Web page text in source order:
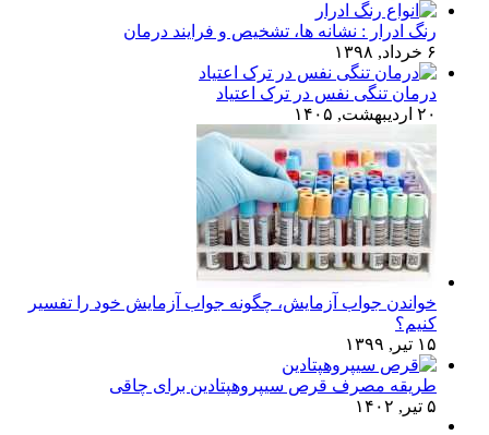
رنگ ادرار : نشانه ها، تشخیص و فرایند درمان
۶ خرداد, ۱۳۹۸
درمان تنگی نفس در ترک اعتیاد
۲۰ اردیبهشت, ۱۴۰۵
خواندن جواب آزمایش، چگونه جواب آزمایش خود را تفسیر
کنیم؟
۱۵ تیر, ۱۳۹۹
طریقه مصرف قرص سیپروهپتادین برای چاقی
۵ تیر, ۱۴۰۲